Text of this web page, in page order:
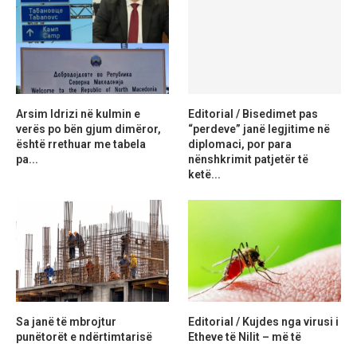
Arsim Idrizi në kulmin e
verës po bën gjum dimëror,
është rrethuar me tabela
pa...
Editorial / Bisedimet pas
“perdeve” janë legjitime në
diplomaci, por para
nënshkrimit patjetër të
ketë...
Sa janë të mbrojtur
punëtorët e ndërtimtarisë
Editorial / Kujdes nga virusi i
Etheve të Nilit – më të